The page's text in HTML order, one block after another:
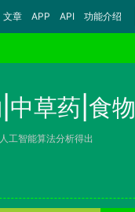
文章 APP API 功能介绍
中草药|食物
工智能算法分析得出